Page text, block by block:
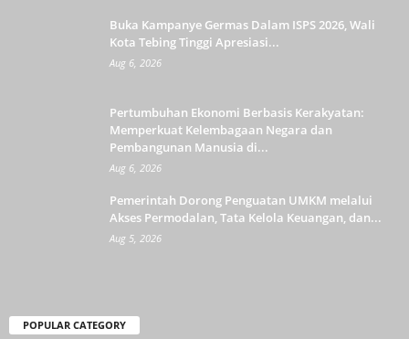
Buka Kampanye Germas Dalam ISPS 2026, Wali
Kota Tebing Tinggi Apresiasi...
Aug 6, 2026
Pertumbuhan Ekonomi Berbasis Kerakyatan:
Memperkuat Kelembagaan Negara dan
Pembangunan Manusia di...
Aug 6, 2026
Pemerintah Dorong Penguatan UMKM melalui
Akses Permodalan, Tata Kelola Keuangan, dan...
Aug 5, 2026
POPULAR CATEGORY